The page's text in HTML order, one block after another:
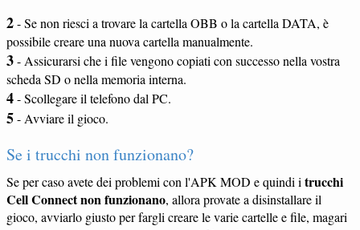
2- Se non riesci a trovare la cartella OBB o la cartella DATA, è
possibile creare una nuova cartella manualmente.
3- Assicurarsi che i file vengono copiati con successo nella vostra
scheda SD o nella memoria interna.
4- Scollegare il telefono dal PC.
5- Avviare il gioco.
Se i trucchi non funzionano?
Se per caso avete dei problemi con l'APK MOD e quindi i trucchi
Cell Connect non funzionano, allora provate a disinstallare il
gioco, avviarlo giusto per fargli creare le varie cartelle e file, magari